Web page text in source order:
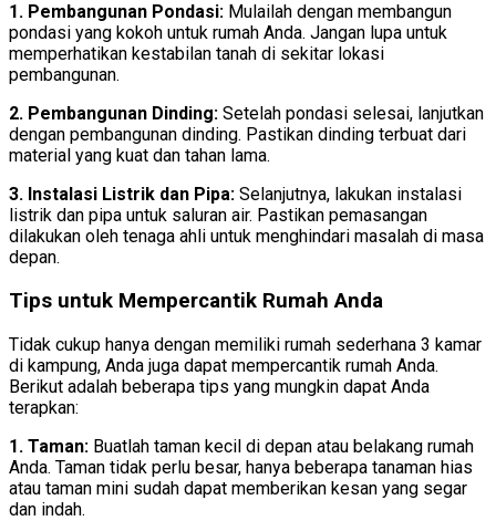
1. Pembangunan Pondasi: Mulailah dengan membangun
pondasi yang kokoh untuk rumah Anda. Jangan lupa untuk
memperhatikan kestabilan tanah di sekitar lokasi
pembangunan.
2. Pembangunan Dinding: Setelah pondasi selesai, lanjutkan
dengan pembangunan dinding. Pastikan dinding terbuat dari
material yang kuat dan tahan lama.
3. Instalasi Listrik dan Pipa: Selanjutnya, lakukan instalasi
listrik dan pipa untuk saluran air. Pastikan pemasangan
dilakukan oleh tenaga ahli untuk menghindari masalah di masa
depan.
Tips untuk Mempercantik Rumah Anda
Tidak cukup hanya dengan memiliki rumah sederhana 3 kamar
di kampung, Anda juga dapat mempercantik rumah Anda.
Berikut adalah beberapa tips yang mungkin dapat Anda
terapkan:
1. Taman: Buatlah taman kecil di depan atau belakang rumah
Anda. Taman tidak perlu besar, hanya beberapa tanaman hias
atau taman mini sudah dapat memberikan kesan yang segar
dan indah.